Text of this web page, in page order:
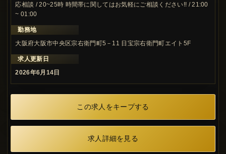
応相談 / 20~25時 時間帯に関してはお気軽にご相談ください!! / 21:00
~ 01:00
勤務地
大阪府大阪市中央区宗右衛門町5－11 日宝宗右衛門町エイト5F
求人更新日
2026年6月14日
この求人をキープする
求人詳細を見る